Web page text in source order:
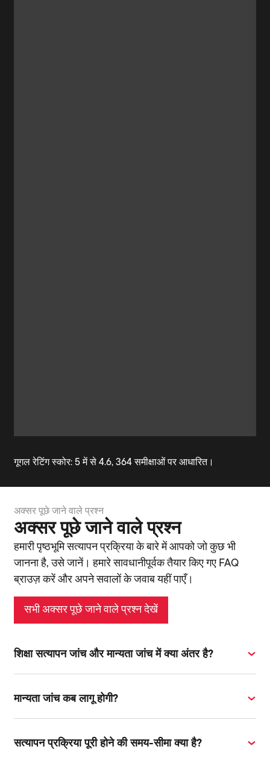
गूगल रेटिंग स्कोर: 5 में से 4.6, 364 समीक्षाओं पर आधारित।
अक्सर पूछे जाने वाले प्रश्न
अक्सर पूछे जाने वाले प्रश्न
हमारी पृष्ठभूमि सत्यापन प्रक्रिया के बारे में आपको जो कुछ भी
जानना है, उसे जानें। हमारे सावधानीपूर्वक तैयार किए गए FAQ
ब्राउज़ करें और अपने सवालों के जवाब यहीं पाएँ।
सभी अक्सर पूछे जाने वाले प्रश्न देखें
शिक्षा सत्यापन जांच और मान्यता जांच में क्या अंतर है?
मान्यता जांच कब लागू होगी?
सत्यापन प्रक्रिया पूरी होने की समय-सीमा क्या है?